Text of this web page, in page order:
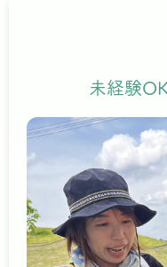
未経験